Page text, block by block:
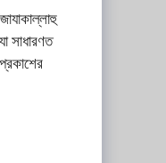
সাধারণত